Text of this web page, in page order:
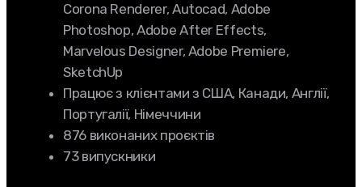
Corona Renderer, Autocad, Adobe
Photoshop, Adobe After Effects,
Marvelous Designer, Adobe Premiere,
SketchUp
Працює з клієнтами з США, Канади, Англії,
Португалії, Німеччини
876 виконаних проєктів
73 випускники